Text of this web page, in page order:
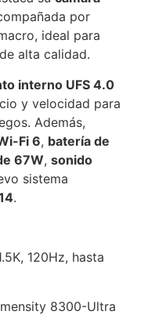
por
ideal para
alta calidad.
interno UFS 4.0
y velocidad para
Además,
Fi 6, batería de
67W, sonido
sistema
.
120Hz, hasta
8300-Ultra